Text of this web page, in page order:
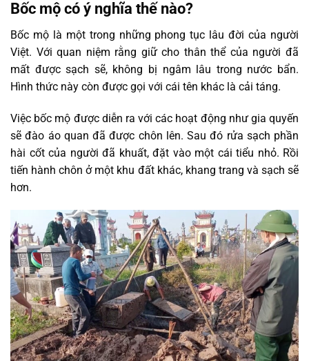
Bốc mộ có ý nghĩa thế nào?
Bốc mộ là một trong những phong tục lâu đời của người
Việt. Với quan niệm rằng giữ cho thân thể của người đã
mất được sạch sẽ, không bị ngâm lâu trong nước bẩn.
Hình thức này còn được gọi với cái tên khác là cải táng.
Việc bốc mộ được diễn ra với các hoạt động như gia quyến
sẽ đào áo quan đã được chôn lên. Sau đó rửa sạch phần
hài cốt của người đã khuất, đặt vào một cái tiểu nhỏ. Rồi
tiến hành chôn ở một khu đất khác, khang trang và sạch sẽ
hơn.